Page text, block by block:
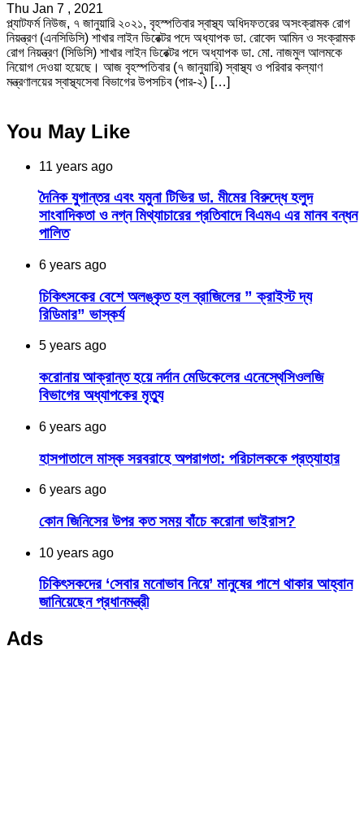
Thu Jan 7 , 2021
প্ল্যাটফর্ম নিউজ, ৭ জানুয়ারি ২০২১, বৃহস্পতিবার স্বাস্থ্য অধিদফতরের অসংক্রামক রোগ
নিয়ন্ত্রণ (এনসিডিসি) শাখার লাইন ডিরেক্টর পদে অধ্যাপক ডা. রোবেদ আমিন ও সংক্রামক
রোগ নিয়ন্ত্রণ (সিডিসি) শাখার লাইন ডিরেক্টর পদে অধ্যাপক ডা. মো. নাজমুল আলমকে
নিয়োগ দেওয়া হয়েছে। আজ বৃহস্পতিবার (৭ জানুয়ারি) স্বাস্থ্য ও পরিবার কল্যাণ
মন্ত্রণালয়ের স্বাস্থ্যসেবা বিভাগের উপসচিব (পার-২) […]
You May Like
11 years ago
দৈনিক যুগান্তর এবং যমুনা টিভির ডা. মীমের বিরুদ্ধে হলুদ
সাংবাদিকতা ও নগ্ন মিথ্যাচারের প্রতিবাদে বিএমএ এর মানব বন্ধন
পালিত
6 years ago
চিকিৎসকের বেশে অলঙ্কৃত হল ব্রাজিলের ” ক্রাইস্ট দ্য
রিডিমার” ভাস্কর্য
5 years ago
করোনায় আক্রান্ত হয়ে নর্দান মেডিকেলের এনেস্থেসিওলজি
বিভাগের অধ্যাপকের মৃত্যু
6 years ago
হাসপাতালে মাস্ক সরবরাহে অপরাগতা: পরিচালককে প্রত্যাহার
6 years ago
কোন জিনিসের উপর কত সময় বাঁচে করোনা ভাইরাস?
10 years ago
চিকিৎসকদের ‘সেবার মনোভাব নিয়ে’ মানুষের পাশে থাকার আহ্বান
জানিয়েছেন প্রধানমন্ত্রী
Ads